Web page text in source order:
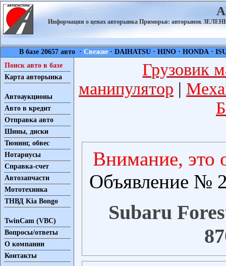
Информация о ценах авторынка Приморья: авторынок
В базе 20657 авто ·Свежие ·DAIHATSU ·HINO ·HONDA ·
Поиск авто в базе
Карта авторынка
Автоаукционы
Авто в кредит
Отправка авто
Шины, диски
Тюнинг, обвес
Нотариусы
Справка-счет
Автозапчасти
Мототехника
ТНВД Kia Bongo
TwinCam (VBC)
Вопросы/ответы
О компании
Контакты
Грузовик
манипулятор |
Внимание, это
Объявление №
Subaru